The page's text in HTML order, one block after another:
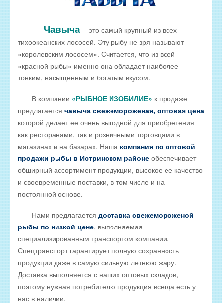
РЫБНЫЕ СТЕЙКИ ОПТОМ
РЫБА ДЛЯ ЗАРЫБЛЕНИЯ ВОДОЕМА
ПРАЙС-ЛИСТЫ
ОПТОВИКАМ
Оптовые цены на РЫБНЫЕ СТЕЙКИ
Оптовые цены на СВЕЖЕЗАМОРОЖЕННУЮ РЫБУ
Оптовые цены на МОРЕПРОДУКТЫ
Оптовые цены на РЫБНУЮ ИКРУ
Оптовые цены на ЖИВУЮ РЫБУ
Оптовые цены на ОХЛАЖДЕННУЮ РЫБУ
Оптовые цены на ФИЛЕ ИЗ РЫБЫ
Оптовые цены на КОПЧЁНУЮ РЫБУ
Скачать все прайсы в одном архиве
МЯСНАЯ ПРОДУКЦИЯ
Чавыча – это самый крупный из всех
тихоокеанских лососей. Эту рыбу не зря называют
«королевским лососем». Считается, что из всей
«красной рыбы» именно она обладает наиболее
тонким, насыщенным и богатым вкусом.
В компании «РЫБНОЕ ИЗОБИЛИЕ» к продаже
предлагается чавыча свежемороженая, оптовая цена
которой делает ее очень выгодной для приобретения
как ресторанами, так и розничными торговцами в
магазинах и на базарах. Наша компания по оптовой
продажи рыбы в Истринском районе обеспечивает
обширный ассортимент продукции, высокое ее качество
и своевременные поставки, в том числе и на
постоянной основе.
Нами предлагается доставка свежемороженой
рыбы по низкой цене, выполняемая
специализированным транспортом компании.
Спецтранспорт гарантирует полную сохранность
продукции даже в самую сильную летнюю жару.
Доставка выполняется с наших оптовых складов,
поэтому нужная потребителю продукция всегда есть у
нас в наличии.